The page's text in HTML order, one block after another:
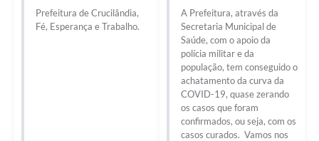
Prefeitura de Crucilândia,
Fé, Esperança e Trabalho.
A Prefeitura, através da
Secretaria Municipal de
Saúde, com o apoio da
polícia militar e da
população, tem conseguido o
achatamento da curva da
COVID-19, quase zerando
os casos que foram
confirmados, ou seja, com os
casos curados. Vamos nos